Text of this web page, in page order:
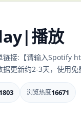
播放
链接:【请输入Spotify
更新约2-3天，使用免
1803 浏览热度16671